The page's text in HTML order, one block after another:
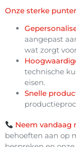
Onze sterke
aangepast
wat zorgt
technische
eisen.
Snelle
Neem
behoeften aan op